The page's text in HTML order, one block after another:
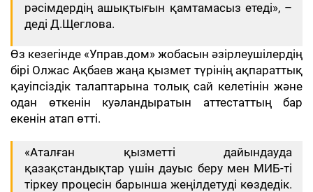
рәсімдердің ашықтығын қамтамасыз етеді», –
деді Д.Щеглова.
Өз кезегінде «Управ.дом» жобасын әзірлеушілердің
бірі Олжас Ақбаев жаңа қызмет түрінің ақпараттық
қауіпсіздік талаптарына толық сай келетінін және
одан өткенін куәландыратын аттестаттың бар
екенін атап өтті.
«Аталған қызметті дайындауда
қазақстандықтар үшін дауыс беру мен МИБ-ті
тіркеу процесін барынша жеңілдетуді көздедік.